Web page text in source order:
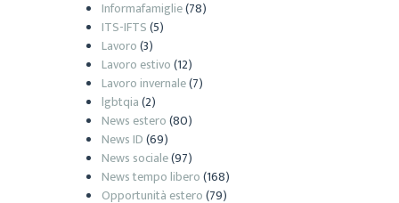
Informafamiglie(78)
ITS-IFTS(5)
Lavoro(3)
Lavoro estivo(12)
Lavoro invernale(7)
lgbtqia(2)
News estero(80)
News ID(69)
News sociale(97)
News tempo libero(168)
Opportunità estero(79)